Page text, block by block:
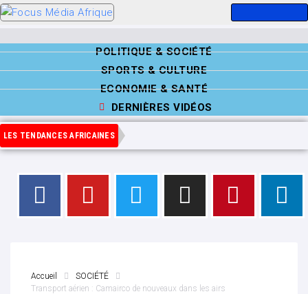
POLITIQUE & SOCIÉTÉ
SPORTS & CULTURE
ECONOMIE & SANTÉ
DERNIÈRES VIDÉOS
LES TENDANCES AFRICAINES
Accueil
SOCIÉTÉ
Transport aérien : Camairco de nouveaux dans les airs